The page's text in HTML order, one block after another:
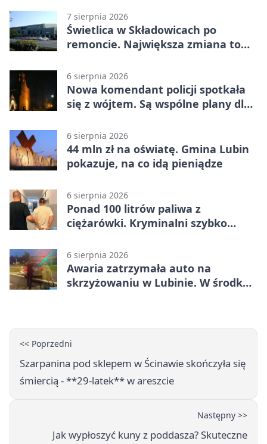
7 sierpnia 2026
Świetlica w Składowicach po
remoncie. Największa zmiana to
6 sierpnia 2026
Nowa komendant policji spotkała
się z wójtem. Są wspólne plany dla
6 sierpnia 2026
44 mln zł na oświatę. Gmina Lubin
pokazuje, na co idą pieniądze
6 sierpnia 2026
Ponad 100 litrów paliwa z
ciężarówki. Kryminalni szybko
6 sierpnia 2026
Awaria zatrzymała auto na
skrzyżowaniu w Lubinie. W środku
<< Poprzedni
Szarpanina pod sklepem w Ścinawie skończyła się
śmiercią - **29-latek** w areszcie
Następny >>
Jak wypłoszyć kuny z poddasza? Skuteczne